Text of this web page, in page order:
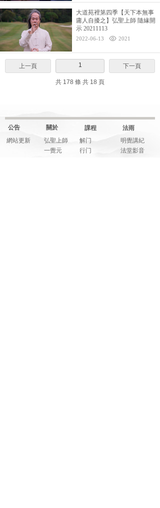
大道苑裡第四季【天下本無事
庸人自擾之】弘聖上師 隨緣開
示 20211113
2022-06-13 2021
上一頁 1 下一頁
共 178 條 共 18 頁
網站更新
關於
公告 課程
弘聖上師
一覺元
解门
行门
法雨
明覺講紀
法堂影音